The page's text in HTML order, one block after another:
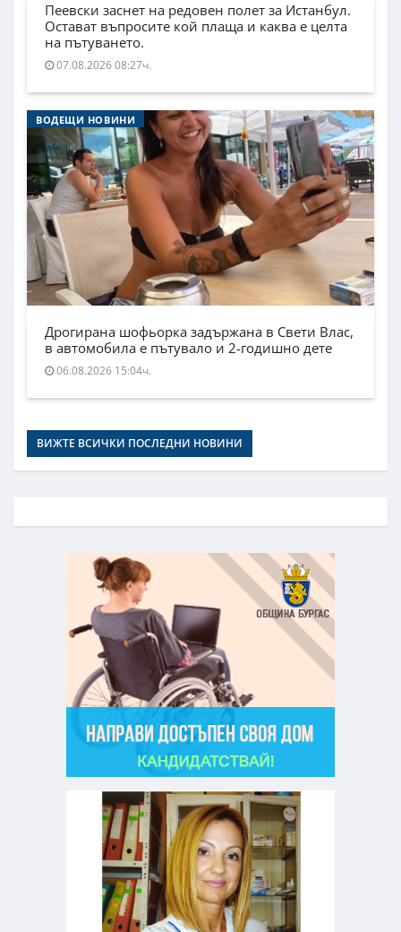
Пеевски заснет на редовен полет за Истанбул.
Остават въпросите кой плаща и каква е целта
на пътуването.
07.08.2026 08:27ч.
ВОДЕЩИ НОВИНИ
Дрогирана шофьорка задържана в Свети Влас,
в автомобила е пътувало и 2-годишно дете
06.08.2026 15:04ч.
ВИЖТЕ ВСИЧКИ ПОСЛЕДНИ НОВИНИ